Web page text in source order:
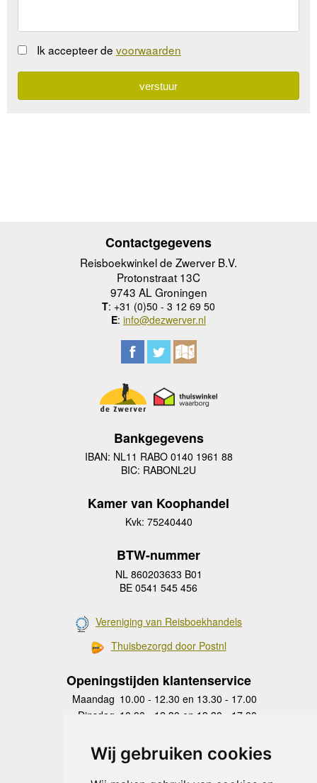
Wij gebruiken cookies
Ik accepteer de voorwaarden
Contactgegevens
Reisboekwinkel de Zwerver B.V.
Protonstraat 13C
9743 AL Groningen
T: +31 (0)50 - 3 12 69 50
E: info@dezwerver.nl
Bankgegevens
IBAN: NL11 RABO 0140 1961 88
BIC: RABONL2U
Kamer van Koophandel
Kvk: 75240440
BTW-nummer
NL 860203633 B01
BE 0541 545 456
Vereniging van Reisboekhandels
Thuisbezorgd door Postnl
Openingstijden klantenservice
Maandag 10.00 - 12.30 en 13.30 - 17.00
Dinsdag 10.00 - 12.30 en 13.30 - 17.00
Donderdag
10.00 - 12.30 en 13.30 - 17.00
Vrijdag 10.00 - 12.30 en 13.30 - 17.00
Zaterdag
gesloten